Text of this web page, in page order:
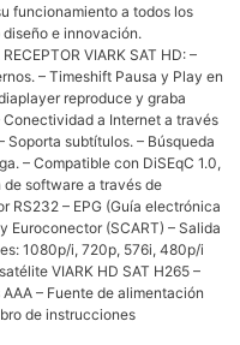
funcionamiento a todos los
e innovación.
VIARK SAT HD: –
– Timeshift Pausa y Play en
reproduce y graba
a Internet a través
Soporta subtítulos. – Búsqueda
– Compatible con DiSEqC 1.0,
de software a través de
RS232 – EPG (Guía electrónica
Euroconector (SCART) – Salida
1080p/i, 720p, 576i, 480p/i
VIARK HD SAT H265 –
– Fuente de alimentación
de instrucciones